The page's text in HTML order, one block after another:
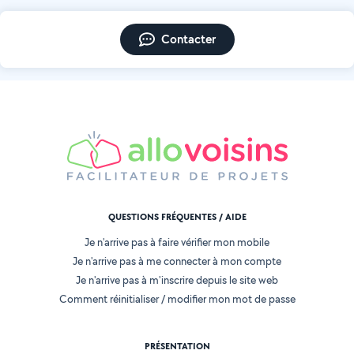
Contacter
QUESTIONS FRÉQUENTES / AIDE
Je n'arrive pas à faire vérifier mon mobile
Je n'arrive pas à me connecter à mon compte
Je n'arrive pas à m'inscrire depuis le site web
Comment réinitialiser / modifier mon mot de passe
PRÉSENTATION